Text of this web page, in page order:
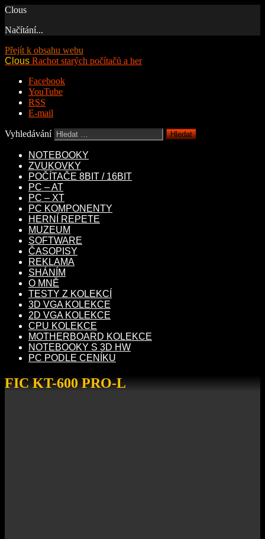
Clous
Načítání...
Přejít k obsahu webu
Clous Rachot starých počítačů a her
Facebook
YouTube
RSS
E-mail
Vyhledávání
NOTEBOOKY
ZVUKOVKY
POČÍTAČE 8BIT / 16BIT
PC – AT
PC – XT
PC KOMPONENTY
HERNÍ REPETE
MUZEUM
SOFTWARE
ČASOPISY
REKLAMA
SHÁNÍM
O MNĚ
TESTY Z KOLEKCÍ
3D VGA KOLEKCE
2D VGA KOLEKCE
CPU KOLEKCE
MOTHERBOARD KOLEKCE
NOTEBOOKY S 3D HW
PC PODLE CENÍKU
FIC KT-600 PRO-L